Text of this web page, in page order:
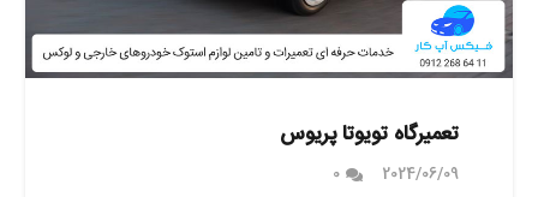
تعمیرگاه تویوتا پریوس
2024/06/09
0